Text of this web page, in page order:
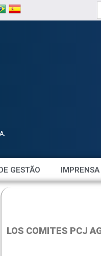
GESTÃO IMPRENSA
LOS COMITES PCJ